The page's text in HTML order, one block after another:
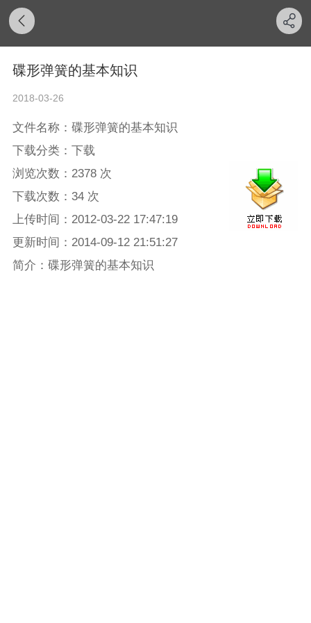
碟形弹簧的基本知识
2018-03-26
文件名称：碟形弹簧的基本知识
下载分类：下载
浏览次数：2378 次
下载次数：34 次
上传时间：2012-03-22 17:47:19
更新时间：2014-09-12 21:51:27
简介：碟形弹簧的基本知识